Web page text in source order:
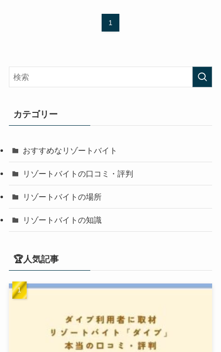
1
カテゴリー
おすすめなリゾートバイト
リゾートバイトの口コミ・評判
リゾートバイトの場所
リゾートバイトの知識
🏆人気記事